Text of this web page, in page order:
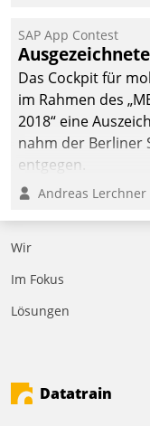
SAP App Contest
Das Cockpit für
im Rahmen des
2018“ eine
nahm der Berliner
entgegen.
Andreas Lerchner
Wir
Im Fokus
Lösungen
Datatrain